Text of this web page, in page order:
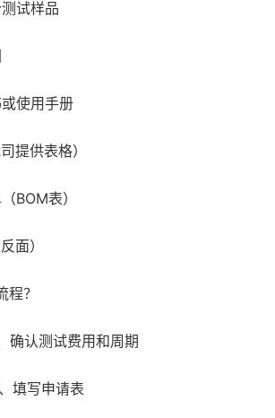
试样品
使用手册
提供表格）
BOM表）
面）
程？
确认测试费用和周期
、填写申请表